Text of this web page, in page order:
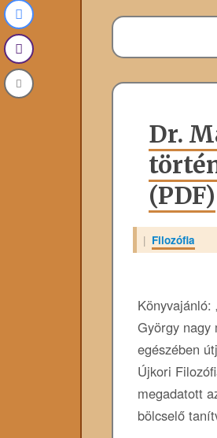
Dr.
(PDF)
| Filozófia
György nagy
egészében
Újkori
megadatott
bölcselő